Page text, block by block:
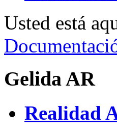
Usted está
Gelida AR
Realidad